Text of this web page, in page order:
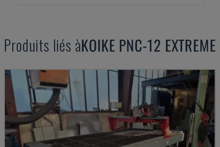
Produits liés àKOIKE PNC-12 EXTREME